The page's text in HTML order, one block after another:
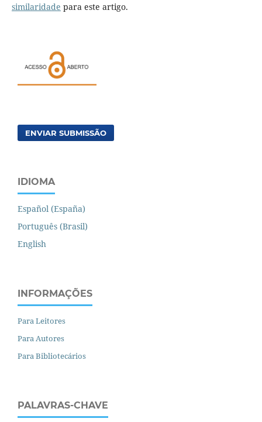
similaridade para este artigo.
ENVIAR SUBMISSÃO
IDIOMA
Español (España)
Português (Brasil)
English
INFORMAÇÕES
Para Leitores
Para Autores
Para Bibliotecários
PALAVRAS-CHAVE